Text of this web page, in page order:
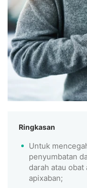
Ringkasan
Untuk
penyumbatan
darah atau
apixaban;